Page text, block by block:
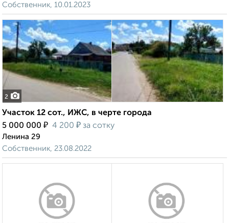
Собственник, 10.01.2023
2
Участок 12 сот., ИЖС, в черте города
5 000 000 ₽ 4 200 ₽ за сотку
Ленина 29
Собственник, 23.08.2022